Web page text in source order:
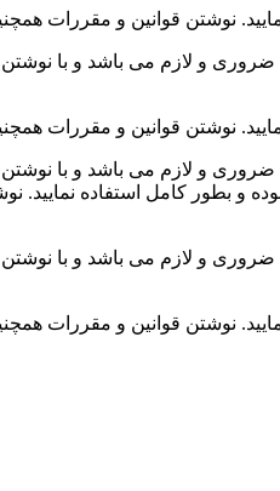
نوشتن قوانین و مقررات
و لازم می باشد و با نوشتن
نوشتن قوانین و مقررات
و لازم می باشد و با نوشتن
بطور کامل استفاده نمایید.
و لازم می باشد و با نوشتن
نوشتن قوانین و مقررات